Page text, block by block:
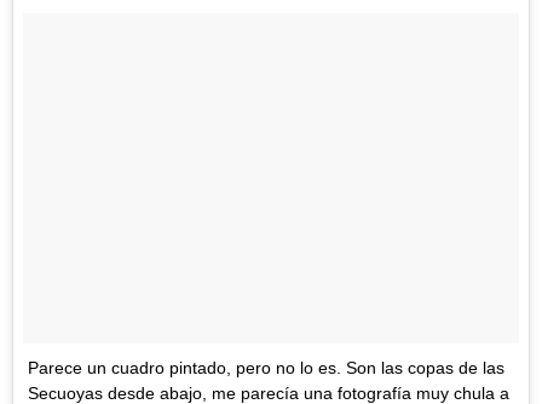
Parece un cuadro pintado, pero no lo es. Son las copas de las
Secuoyas desde abajo, me parecía una fotografía muy chula a